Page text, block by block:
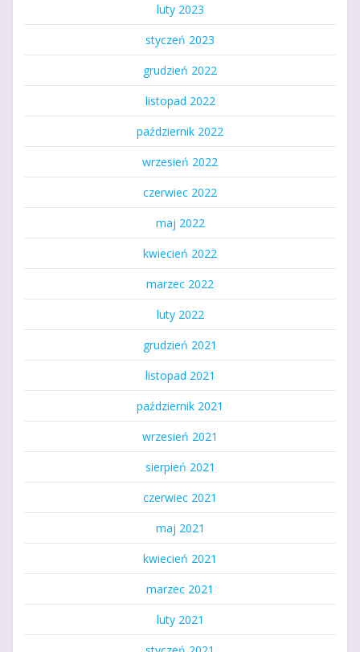
luty 2023
styczeń 2023
grudzień 2022
listopad 2022
październik 2022
wrzesień 2022
czerwiec 2022
maj 2022
kwiecień 2022
marzec 2022
luty 2022
grudzień 2021
listopad 2021
październik 2021
wrzesień 2021
sierpień 2021
czerwiec 2021
maj 2021
kwiecień 2021
marzec 2021
luty 2021